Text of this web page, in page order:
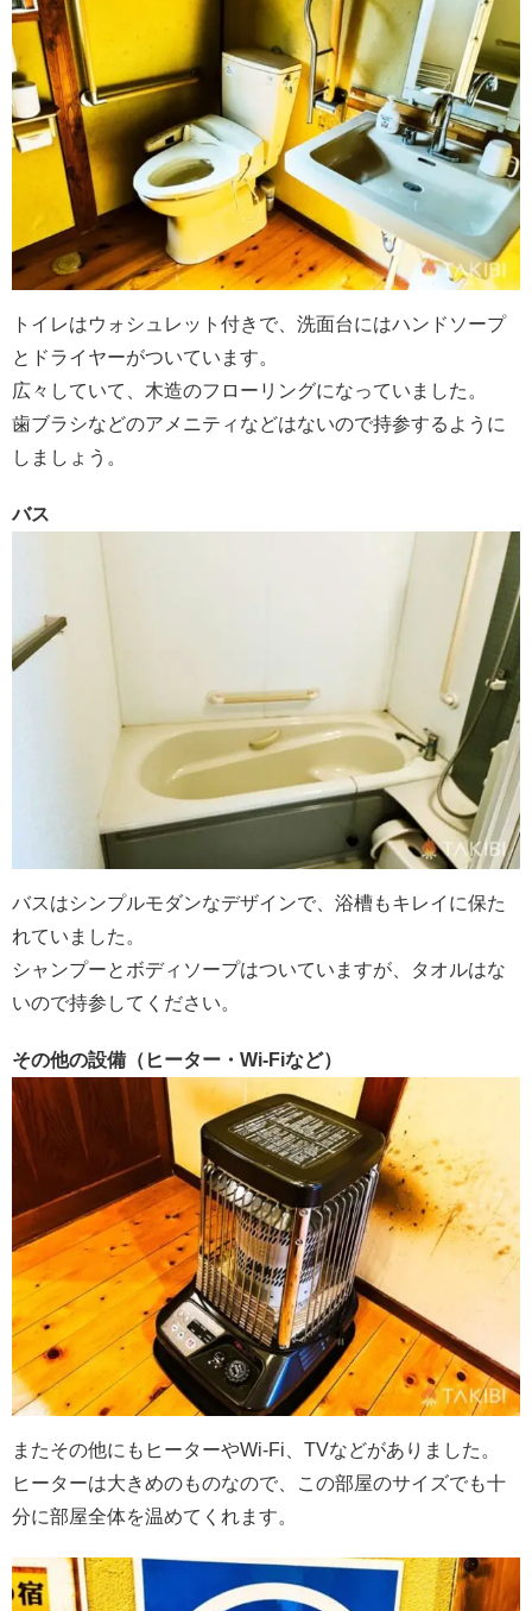
トイレはウォシュレット付きで、洗面台にはハンドソープ
とドライヤーがついています。
広々していて、木造のフローリングになっていました。
歯ブラシなどのアメニティなどはないので持参するように
しましょう。
バス
バスはシンプルモダンなデザインで、浴槽もキレイに保た
れていました。
シャンプーとボディソープはついていますが、タオルはな
いので持参してください。
その他の設備（ヒーター・Wi-Fiなど）
またその他にもヒーターやWi-Fi、TVなどがありました。
ヒーターは大きめのものなので、この部屋のサイズでも十
分に部屋全体を温めてくれます。